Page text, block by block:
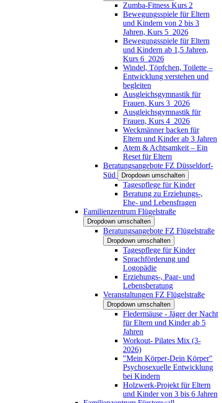
Zumba-Fitness Kurs 2
Bewegungsspiele für Eltern
und Kindern von 2 bis 3
Jahren, Kurs 5_2026
Bewegungsspiele für Eltern
und Kindern ab 1,5 Jahren,
Kurs 6_2026
Windel, Töpfchen, Toilette –
Entwicklung verstehen und
begleiten
Ausgleichsgymnastik für
Frauen, Kurs 3_2026
Ausgleichsgymnastik für
Frauen, Kurs 4_2026
Weckmänner backen für
Eltern und Kinder ab 3 Jahren
Atem & Achtsamkeit – Ein
Reset für Eltern
Beratungsangebote FZ Düsseldorf-
Süd
Dropdown umschalten
Tagespflege für Kinder
Beratung zu Erziehungs-,
Ehe- und Lebensfragen
Familienzentrum Flügelstraße
Dropdown umschalten
Beratungsangebote FZ Flügelstraße
Dropdown umschalten
Tagespflege für Kinder
Sprachförderung und
Logopädie
Erziehungs-, Paar- und
Lebensberatung
Veranstaltungen FZ Flügelstraße
Dropdown umschalten
Fledermäuse - Jäger der Nacht
für Eltern und Kinder ab 5
Jahren
Workout- Pilates Mix (3-
2026)
"Mein Körper-Dein Körper"
Psychosexuelle Entwicklung
bei Kindern
Holzwerk-Projekt für Eltern
und Kinder von 3 bis 6 Jahren